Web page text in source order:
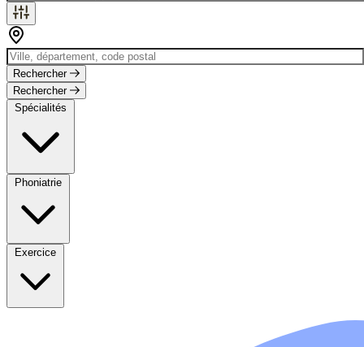
Rechercher
Rechercher
Spécialités
Phoniatrie
Exercice